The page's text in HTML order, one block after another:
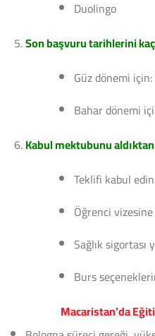
Duolingo
Son başvuru tarihlerini
Güz dönemi
Bahar dönemi
Kabul mektubunu
Teklifi kabul edin
Öğrenci
Sağlık sigortası
Burs
Macaristan’da